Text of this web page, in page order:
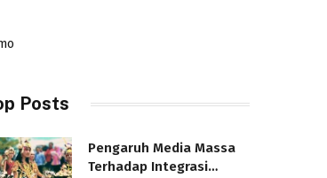
Posts
Pengaruh Media Massa
Terhadap Integrasi